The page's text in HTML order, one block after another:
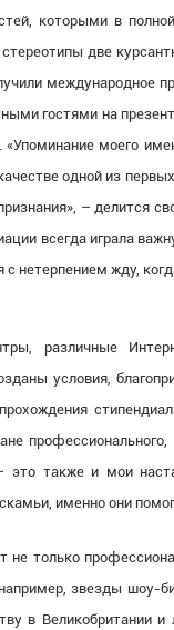
которыми в
две
международное
гостями на
моего
одной из
– делится
всегда играла
с нетерпением жду,
различные
условия,
также и мои
именно они
только
звезды шоу-
в Великобритании